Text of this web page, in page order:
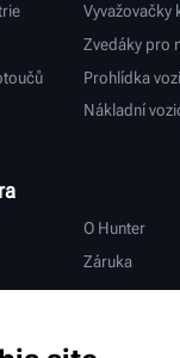
Vyvažovačky
Zvedáky pro
Prohlídka
Nákladní
O Hunter
Záruka